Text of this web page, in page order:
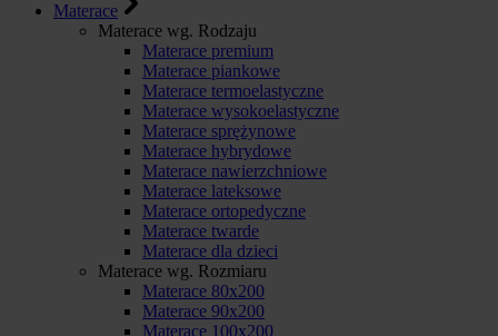
Materace
Materace wg. Rodzaju
Materace premium
Materace piankowe
Materace termoelastyczne
Materace wysokoelastyczne
Materace sprężynowe
Materace hybrydowe
Materace nawierzchniowe
Materace lateksowe
Materace ortopedyczne
Materace twarde
Materace dla dzieci
Materace wg. Rozmiaru
Materace 80x200
Materace 90x200
Materace 100x200